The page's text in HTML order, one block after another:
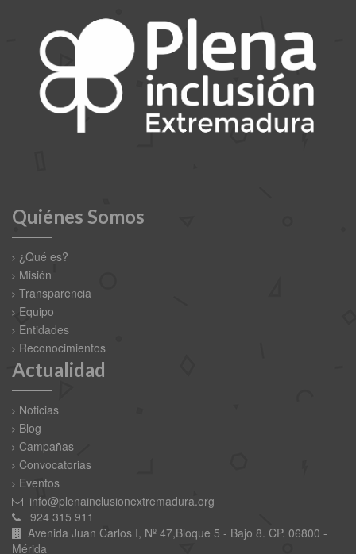
Quiénes Somos
¿Qué es?
Misión
Transparencia
Equipo
Entidades
Reconocimientos
Actualidad
Noticias
Blog
Campañas
Convocatorias
Eventos
info@plenainclusionextremadura.org
924 315 911
Avenida Juan Carlos I, Nº 47,Bloque 5 - Bajo 8. CP. 06800 -
Mérida